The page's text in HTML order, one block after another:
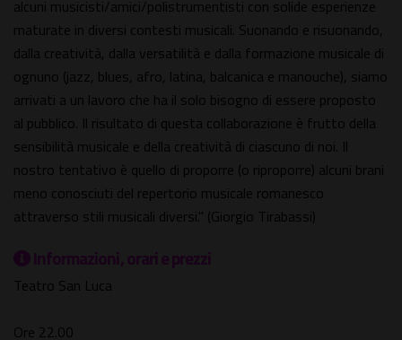
alcuni musicisti/amici/polistrumentisti con solide esperienze
maturate in diversi contesti musicali. Suonando e risuonando,
dalla creatività, dalla versatilità e dalla formazione musicale di
ognuno (jazz, blues, afro, latina, balcanica e manouche), siamo
arrivati a un lavoro che ha il solo bisogno di essere proposto
al pubblico. Il risultato di questa collaborazione è frutto della
sensibilità musicale e della creatività di ciascuno di noi. Il
nostro tentativo è quello di proporre (o riproporre) alcuni brani
meno conosciuti del repertorio musicale romanesco
attraverso stili musicali diversi." (Giorgio Tirabassi)
Informazioni, orari e prezzi
Teatro San Luca
Ore 22.00